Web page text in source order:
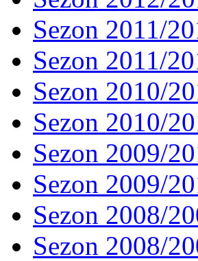
Sezon 2011/
Sezon 2011/
Sezon 2010/
Sezon 2010/
Sezon 2009/
Sezon 2009/
Sezon 2008/
Sezon 2008/